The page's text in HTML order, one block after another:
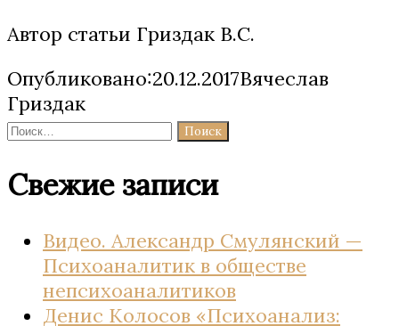
Автор статьи Гриздак В.С.
Опубликовано:20.12.2017Вячеслав
Гриздак
Найти:
Свежие записи
Видео. Александр Смулянский —
Психоаналитик в обществе
непсихоаналитиков
Денис Колосов «Психоанализ: